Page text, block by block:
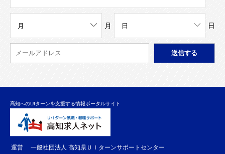
月 日
高知へのUIターンを支援する情報ポータルサイト
運営 一般社団法人 高知県ＵＩターンサポートセンター